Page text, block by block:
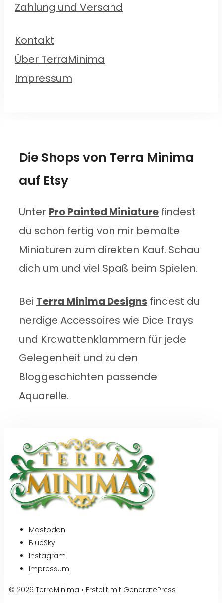
Zahlung und Versand
Kontakt
Über TerraMinima
Impressum
Die Shops von Terra Minima
auf Etsy
Unter Pro Painted Miniature findest
du schon fertig von mir bemalte
Miniaturen zum direkten Kauf. Schau
dich um und viel Spaß beim Spielen.
Bei Terra Minima Designs findest du
nerdige Accessoires wie Dice Trays
und Krawattenklammern für jede
Gelegenheit und zu den
Bloggeschichten passende
Aquarelle.
Mastodon
BlueSky
Instagram
Impressum
© 2026 TerraMinima • Erstellt mit GeneratePress